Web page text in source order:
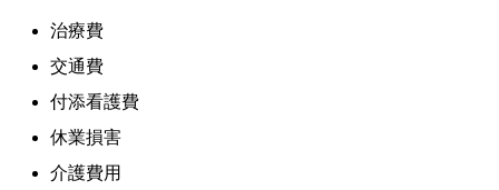
治療費
交通費
付添看護費
休業損害
介護費用